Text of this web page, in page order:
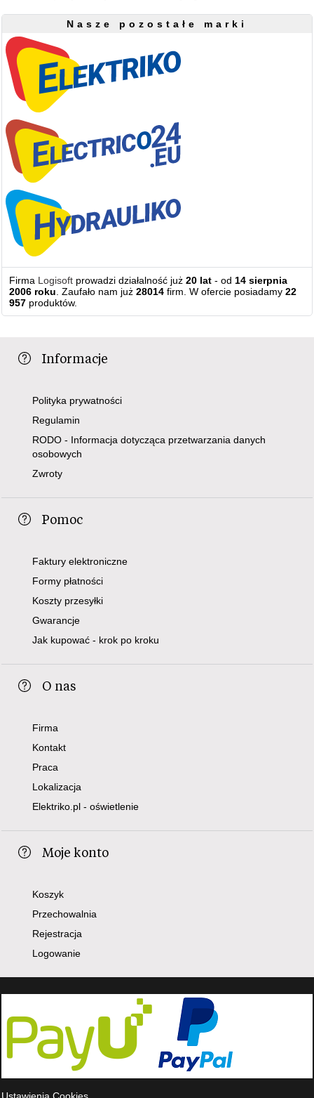
Nasze pozostałe marki
Firma Logisoft prowadzi działalność już20 lat - od 14 sierpnia
2006 roku . Zaufało nam już28014 firm. W ofercie posiadamy22
957 produktów.
Informacje
Polityka prywatności
Regulamin
RODO - Informacja dotycząca przetwarzania danych
osobowych
Zwroty
Pomoc
Faktury elektroniczne
Formy płatności
Koszty przesyłki
Gwarancje
Jak kupować - krok po kroku
O nas
Firma
Kontakt
Praca
Lokalizacja
Elektriko.pl - oświetlenie
Moje konto
Koszyk
Przechowalnia
Rejestracja
Logowanie